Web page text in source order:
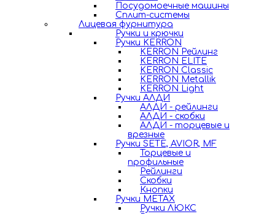
Посудомоечные машины
Сплит-системы
Лицевая фурнитура
Ручки и крючки
Ручки KERRON
KERRON Рейлинг
KERRON ELITE
KERRON Classic
KERRON Metallik
KERRON Light
Ручки АЛДИ
АЛДИ - рейлинги
АЛДИ - скобки
АЛДИ - торцевые и
врезные
Ручки SETE, AVIOR, MF
Торцевые и
профильные
Рейлинги
Скобки
Кнопки
Ручки METAX
Ручки ЛЮКС